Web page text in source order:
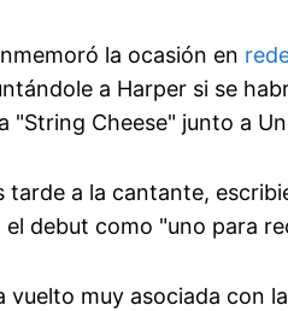
la ocasión en
a Harper si se
"String Cheese" junto a
tarde a la cantante,
debut como "uno para
vuelto muy asociada con